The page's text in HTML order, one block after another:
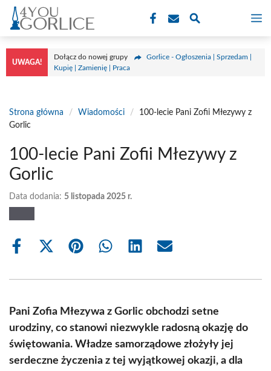
Przejdź
treści
UWAGA!
Dołącz do nowej grupy
Gorlice - Ogłoszenia | Sprzedam |
Kupię | Zamienię | Praca
Strona główna / Wiadomości /
100-lecie Pani Zofii Młezywy z
Gorlic
100-lecie Pani Zofii Młezywy z
Gorlic
Data dodania: 5 listopada 2025 r.
Share
Share
(Twitter)
Share Share Share Share
Pani Zofia Młezywa z Gorlic obchodzi setne
urodziny, co stanowi niezwykle radosną okazję do
świętowania. Władze samorządowe złożyły jej
serdeczne życzenia z tej wyjątkowej okazji, a dla